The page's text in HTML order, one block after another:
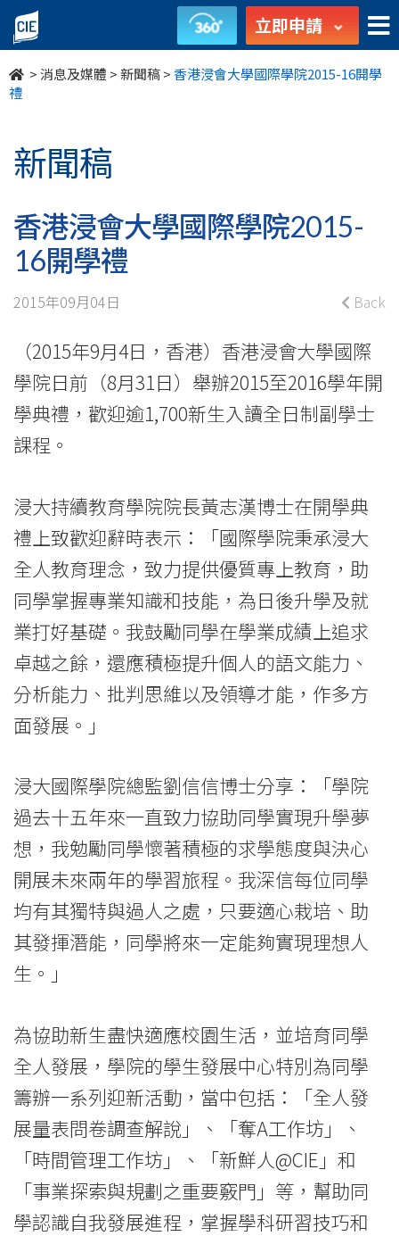
香
港
浸
大
學
國
際
院
2015-
16
學
禮
學
院
消
息
國
際
學
院
香
港
浸
會
大
學
立即申請
>消息及媒體 >新聞稿>香港浸會大學國際學院2015-16開學
禮
新聞稿
香港浸會大學國際學院2015-
16開學禮
2015年09月04日 Back
（2015年9月4日，香港）香港浸會大學國際
學院日前（8月31日）舉辦2015至2016學年開
學典禮，歡迎逾1,700新生入讀全日制副學士
課程。
浸大持續教育學院院長黃志漢博士在開學典
禮上致歡迎辭時表示：「國際學院秉承浸大
全人教育理念，致力提供優質專上教育，助
同學掌握專業知識和技能，為日後升學及就
業打好基礎。我鼓勵同學在學業成績上追求
卓越之餘，還應積極提升個人的語文能力、
分析能力、批判思維以及領導才能，作多方
面發展。」
浸大國際學院總監劉信信博士分享：「學院
過去十五年來一直致力協助同學實現升學夢
想，我勉勵同學懷著積極的求學態度與決心
開展未來兩年的學習旅程。我深信每位同學
均有其獨特與過人之處，只要適心栽培、助
其發揮潛能，同學將來一定能夠實現理想人
生。」
為協助新生盡快適應校園生活，並培育同學
全人發展，學院的學生發展中心特別為同學
籌辦一系列迎新活動，當中包括：「全人發
展量表問卷調查解說」、「奪A工作坊」、
「時間管理工作坊」、「新鮮人@CIE」和
「事業探索與規劃之重要竅門」等，幫助同
學認識自我發展進程，掌握學科研習技巧和